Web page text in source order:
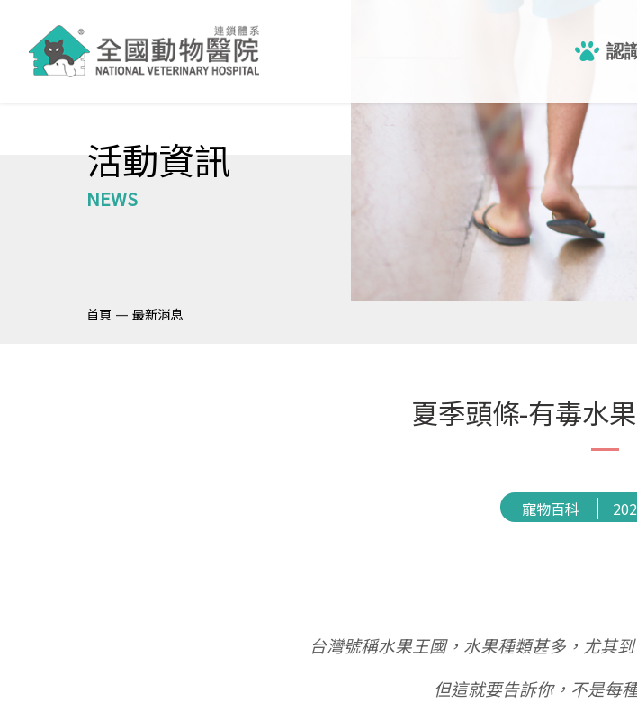
認
活動資訊
NEWS
首頁 — 最新消息
夏季頭條-有毒水
寵物百科
台灣號稱水果王國，水果種類甚多，尤其
但這就要告訴你，不是每